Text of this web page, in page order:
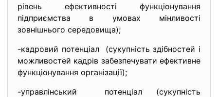
рівень ефективності функціонування
підприємства в умовах мінливості
зовнішнього середовища);
-кадровий потенціал (сукупність здібностей і
можливостей кадрів забезпечувати ефективне
функціонування організації);
-управлінський потенціал (сукупність